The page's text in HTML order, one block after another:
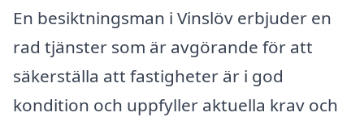
En besiktningsman i Vinslöv erbjuder en
rad tjänster som är avgörande för att
säkerställa att fastigheter är i god
kondition och uppfyller aktuella krav och